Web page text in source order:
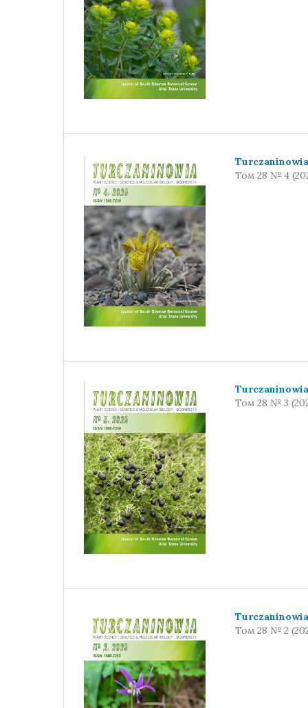
Turczaninowia
Том 28 № 4
Turczaninowia
Том 28 № 3
Turczaninowia
Том 28 № 2